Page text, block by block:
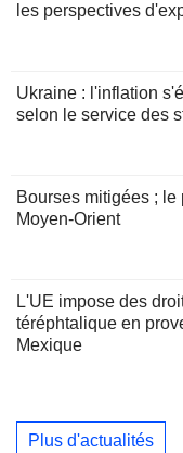
les perspectives
Ukraine : l'inflation
selon le service des
Bourses mitigées ;
Moyen-Orient
L'UE impose des
téréphtalique en
Mexique
Plus d'actualités